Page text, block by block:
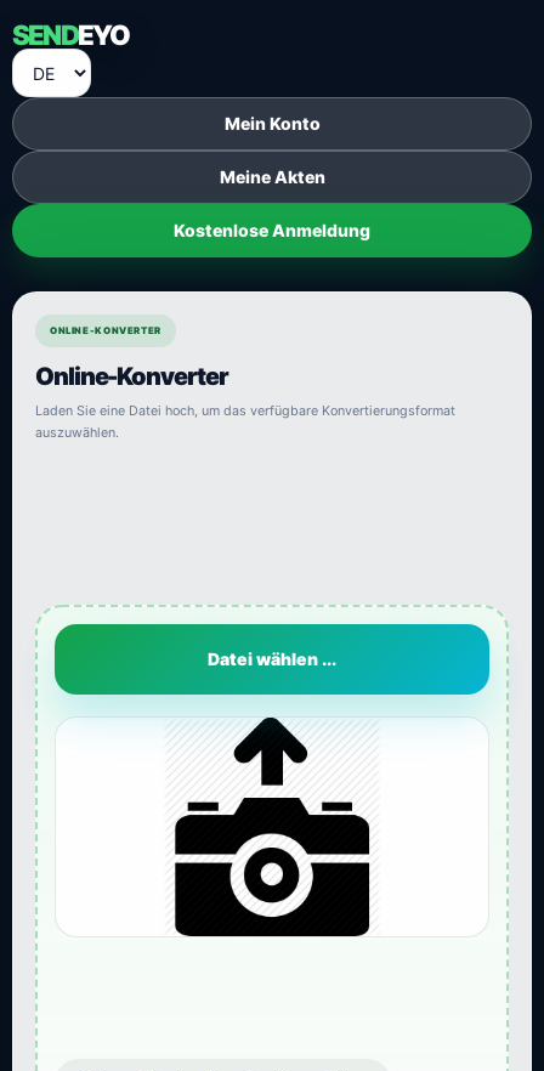
SENDEYO
Mein Konto
Meine Akten
Kostenlose Anmeldung
ONLINE-KONVERTER
Online-Konverter
Laden Sie eine Datei hoch, um das verfügbare Konvertierungsformat
auszuwählen.
Datei wählen ...